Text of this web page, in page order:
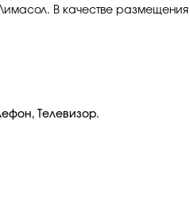
В качестве
Телевизор.